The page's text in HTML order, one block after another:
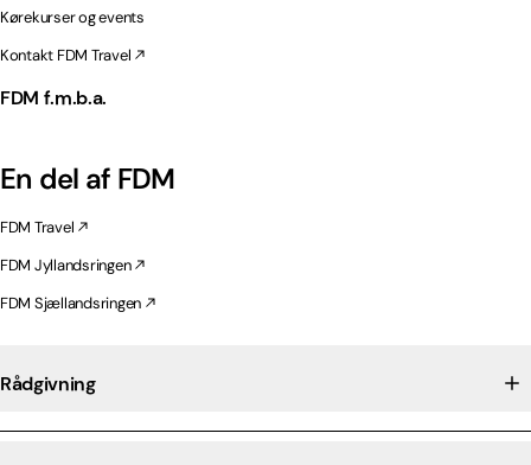
Kørekurser og events
Kontakt FDM Travel
FDM f.m.b.a.
En del af FDM
FDM Travel
FDM Jyllandsringen
FDM Sjællandsringen
Rådgivning